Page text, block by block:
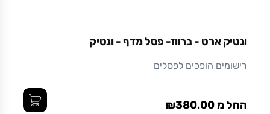
ונטיק ארט - ברווז- פסל מדף - ונטיק
רישומים הופכים לפסלים
החל מ ₪380.00